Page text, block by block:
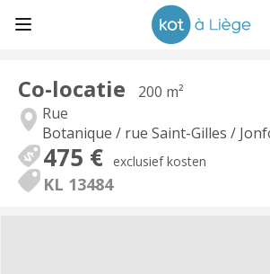
Co-locatie
200 m²
Rue
Botanique / rue Saint-Gilles /
475 € exclusief kosten
KL 13484